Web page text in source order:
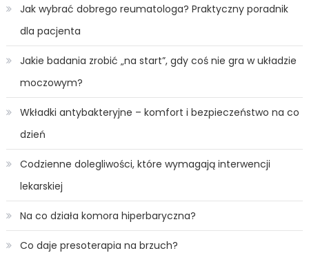
Jak wybrać dobrego reumatologa? Praktyczny poradnik
dla pacjenta
Jakie badania zrobić „na start”, gdy coś nie gra w układzie
moczowym?
Wkładki antybakteryjne – komfort i bezpieczeństwo na co
dzień
Codzienne dolegliwości, które wymagają interwencji
lekarskiej
Na co działa komora hiperbaryczna?
Co daje presoterapia na brzuch?